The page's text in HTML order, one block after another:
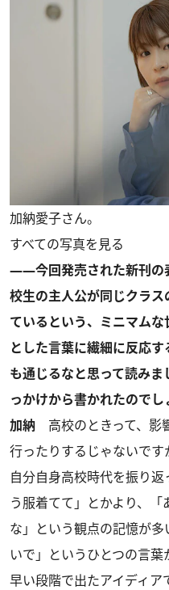
加納愛子さん。
すべての写真を見る
――今回発売された新刊の
校生の主人公が同じクラ
ているという、ミニマム
とした言葉に繊細に反応
も通じるなと思って読み
っかけから書かれたのでし
加納 高校のときって、影
行ったりするじゃないです
自分自身高校時代を振り
う服着てて」とかより、
な」という観点の記憶が
いで」というひとつの言
早い段階で出たアイディア